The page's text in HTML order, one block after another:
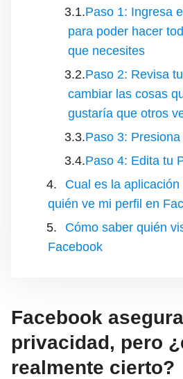
Paso 1: Ingresa
para poder hacer
que necesites
Paso 2: Revisa
cambiar las cosas
gustaría que otros
Paso 3:
Paso 4: Edita tu
Cual es la
quién ve mi perfil en
Cómo saber quién
Facebook
Facebook
privacidad, pero
realmente cierto?